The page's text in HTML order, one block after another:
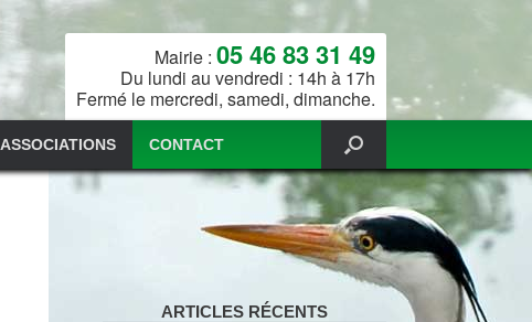
Mairie : 05 46 83 31 49
Du lundi au vendredi : 14h à 17h
Fermé le mercredi, samedi, dimanche.
ASSOCIATIONS CONTACT
ARTICLES RÉCENTS